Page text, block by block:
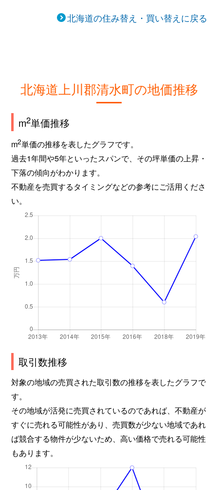
北海道の住み替え・買い替えに戻る
北海道上川郡清水町の地価推移
m2単価推移
m2単価の推移を表したグラフです。
過去1年間や5年といったスパンで、その坪単価の上昇・
下落の傾向がわかります。
不動産を売買するタイミングなどの参考にご活用くださ
い。
取引数推移
対象の地域の売買された取引数の推移を表したグラフで
す。
その地域が活発に売買されているのであれば、不動産が
すぐに売れる可能性があり、売買数が少ない地域であれ
ば競合する物件が少ないため、高い価格で売れる可能性
もあります。